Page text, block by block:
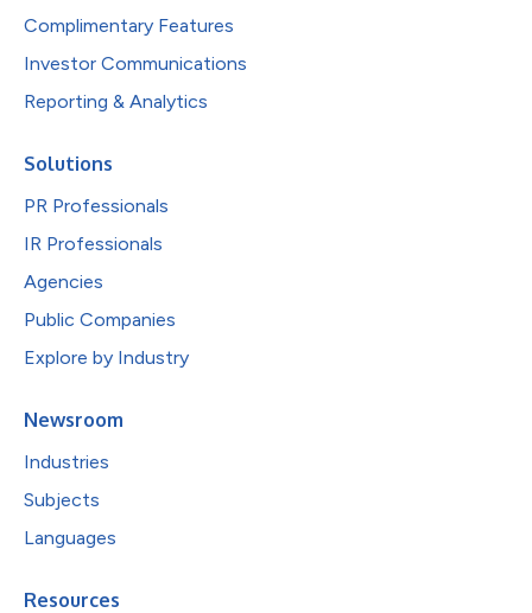
Complimentary Features
Investor Communications
Reporting & Analytics
Solutions
PR Professionals
IR Professionals
Agencies
Public Companies
Explore by Industry
Newsroom
Industries
Subjects
Languages
Resources